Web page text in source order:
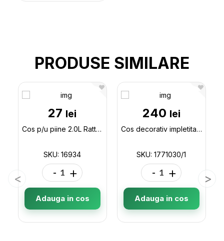
PRODUSE SIMILARE
27 lei
Cos p/u piine 2.0L Rattan 05207 16934
SKU: 16934
- +
Adauga in cos
240 lei
Cos decorativ impletita mic 1771030/1
SKU: 1771030/1
- +
Adauga in cos